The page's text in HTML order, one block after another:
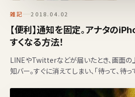
雑記 2018.04.02
【便利】通知を固定。アナタの
すくなる方法！
LINEやTwitterなどが届いたとき、画面の
知バー。すぐに消えてしまい、「待って、待